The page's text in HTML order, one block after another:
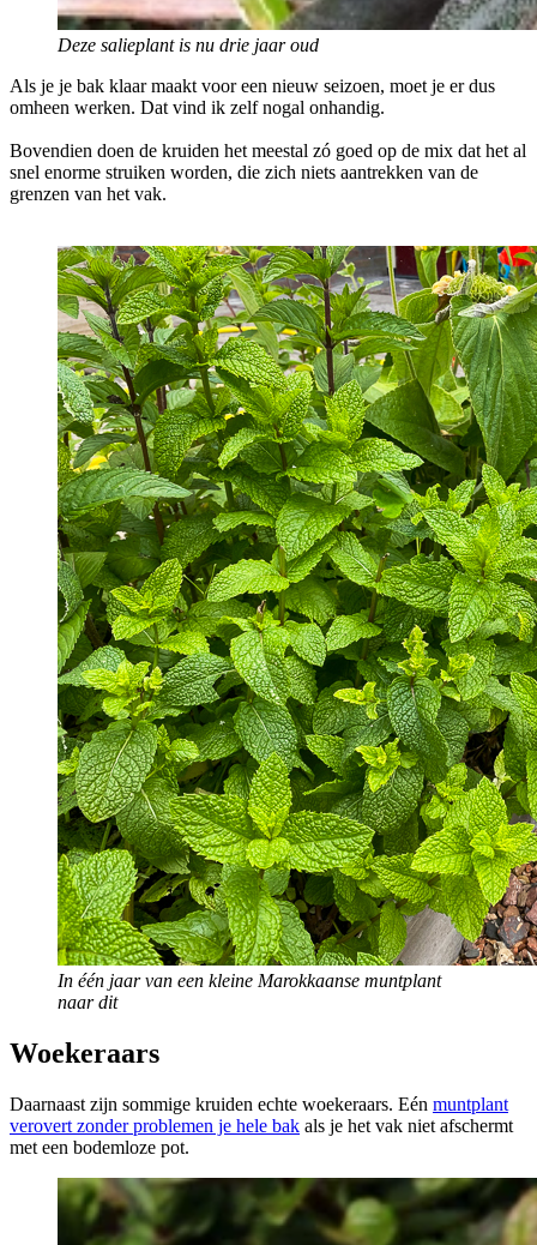
Deze salieplant is nu drie jaar oud
Als je je bak klaar maakt voor een nieuw seizoen, moet je er dus
omheen werken. Dat vind ik zelf nogal onhandig.
Bovendien doen de kruiden het meestal zó goed op de mix dat het al
snel enorme struiken worden, die zich niets aantrekken van de
grenzen van het vak.
In één jaar van een kleine Marokkaanse muntplant
naar dit
Woekeraars
Daarnaast zijn sommige kruiden echte woekeraars. Eén muntplant
verovert zonder problemen je hele bak als je het vak niet afschermt
met een bodemloze pot.